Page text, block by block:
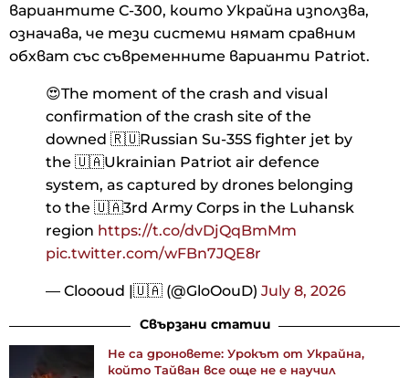
вариантите С-300, които Украйна използва,
означава, че тези системи нямат сравним
обхват със съвременните варианти Patriot.
😍The moment of the crash and visual
confirmation of the crash site of the
downed 🇷🇺Russian Su-35S fighter jet by
the 🇺🇦Ukrainian Patriot air defence
system, as captured by drones belonging
to the 🇺🇦3rd Army Corps in the Luhansk
region https://t.co/dvDjQqBmMm
pic.twitter.com/wFBn7JQE8r
— Cloooud |🇺🇦 (@GloOouD) July 8, 2026
Свързани статии
Не са дроновете: Урокът от Украйна,
който Тайван все още не е научил